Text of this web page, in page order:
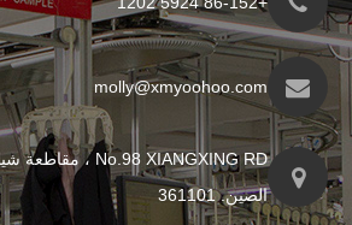
No.98 XIANGXING RD ، مقاطعة شيانغان ، فوجيان ،